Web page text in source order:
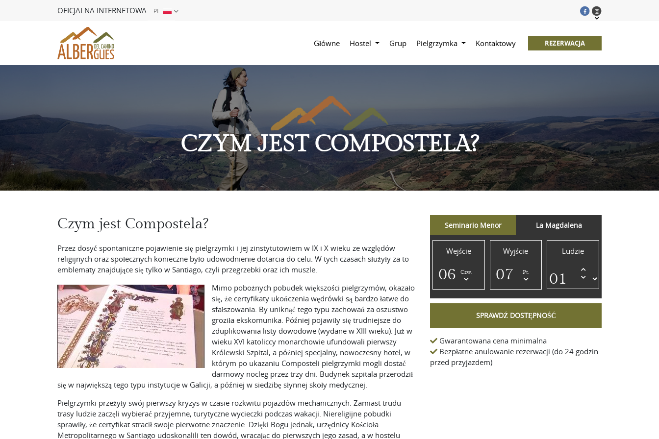
OFICJALNA INTERNETOWA PL
Główne Hostel Grup Pielgrzymka Kontaktowy REZERWACJA
CZYM JEST COMPOSTELA?
Czym jest Compostela?
Przez dosyć spontaniczne pojawienie się pielgrzymki i jej zinstytutowiem w IX i X wieku ze względów
religijnych oraz społecznych konieczne było udowodnienie dotarcia do celu. W tych czasach służyły za to
emblematy znajdujące się tylko w Santiago, czyli przegrzebki oraz ich muszle.
Mimo pobożnych pobudek większości pielgrzymów, okazało
się, że certyfikaty ukończenia wędrówki są bardzo łatwe do
sfałszowania. By uniknąć tego typu zachowań za oszustwo
groziła ekskomunika. Później pojawiły się trudniejsze do
zduplikowania listy dowodowe (wydane w XIII wieku). Już w
wieku XVI katoliccy monarchowie ufundowali pierwszy
Królewski Szpital, a później specjalny, nowoczesny hotel, w
którym po ukazaniu Composteli pielgrzymki mogli dostać
darmowy nocleg przez trzy dni. Budynek szpitala przerodził
się w największą tego typu instytucje w Galicji, a później w siedzibę słynnej skoły medycznej.
Pielgrzymki przeżyły swój pierwszy kryzys w czasie rozkwitu pojazdów mechanicznych. Zamiast trudu
trasy ludzie zaczęli wybierać przyjemne, turytyczne wycieczki podczas wakacji. Niereligijne pobudki
sprawiły, że certyfikat stracił swoje pierwotne znaczenie. Dzięki Bogu jednak, urzędnicy Kościoła
Metropolitarnego w Santiago udoskonalili ten dowód, wracając do pierwszych jego zasad, a w hostelu
Seminario Menor La Magdalena
Wejście
Czw.
Wyjście
Pt.
Ludzie
Gwarantowana cena minimalna
Bezpłatne anulowanie rezerwacji (do 24 godzin
przed przyjazdem)